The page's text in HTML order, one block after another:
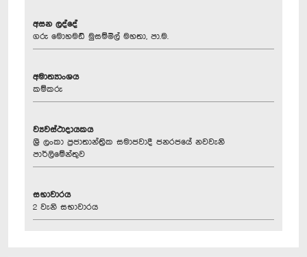
අසන ලද්දේ
ගරු මොහමඩ් මුසම්මිල් මහතා, පා.ම.
අමාත්‍යාංශය
කම්කරු
ව්‍යවස්ථාදායකය
ශ්‍රී ලංකා ප්‍රජාතාන්ත්‍රික සමාජවාදී ජනරජයේ නවවැනි
පාර්ලිමේන්තුව
සභාවාරය
2 වැනි සභාවාරය